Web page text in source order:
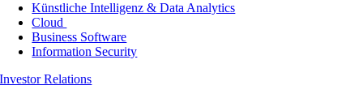
Künstliche Intelligenz & Data Analytics
Cloud
Business Software
Information Security
Investor Relations